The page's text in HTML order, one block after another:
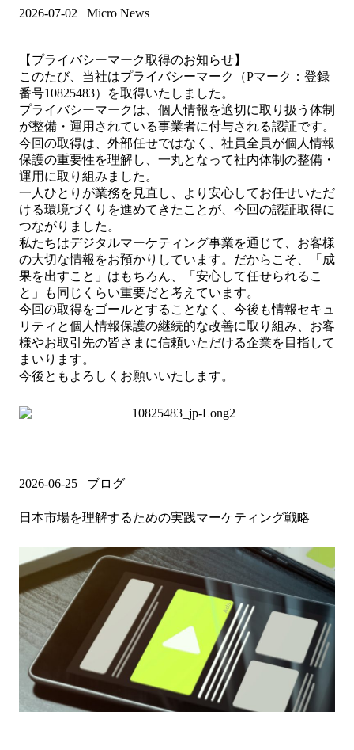
2026-07-02 Micro News
【プライバシーマーク取得のお知らせ】
このたび、当社はプライバシーマーク（Pマーク：登録
番号10825483）を取得いたしました。
プライバシーマークは、個人情報を適切に取り扱う体制
が整備・運用されている事業者に付与される認証です。
今回の取得は、外部任せではなく、社員全員が個人情報
保護の重要性を理解し、一丸となって社内体制の整備・
運用に取り組みました。
一人ひとりが業務を見直し、より安心してお任せいただ
ける環境づくりを進めてきたことが、今回の認証取得に
つながりました。
私たちはデジタルマーケティング事業を通じて、お客様
の大切な情報をお預かりしています。だからこそ、「成
果を出すこと」はもちろん、「安心して任せられるこ
と」も同じくらい重要だと考えています。
今回の取得をゴールとすることなく、今後も情報セキュ
リティと個人情報保護の継続的な改善に取り組み、お客
様やお取引先の皆さまに信頼いただける企業を目指して
まいります。
今後ともよろしくお願いいたします。
2026-06-25 ブログ
日本市場を理解するための実践マーケティング戦略